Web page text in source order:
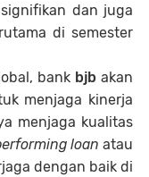
dan juga
di semester
bank bjb akan
menjaga kinerja
menjaga kualitas
loan atau
dengan baik di